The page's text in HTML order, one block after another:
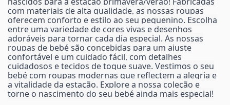
com materiais de alta qualidade, as nossas roupas
oferecem conforto e estilo ao seu pequenino. Escolha
entre uma variedade de cores vivas e desenhos
adoráveis para tornar cada dia especial. As nossas
roupas de bebé são concebidas para um ajuste
confortável e um cuidado fácil, com detalhes
cuidadosos e tecidos de toque suave. Vestimos o seu
bebé com roupas modernas que reflectem a alegria e
a vitalidade da estação. Explore a nossa coleção e
torne o nascimento do seu bebé ainda mais especial!